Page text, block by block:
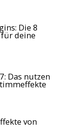
Die 8
deine
Das nutzen
von